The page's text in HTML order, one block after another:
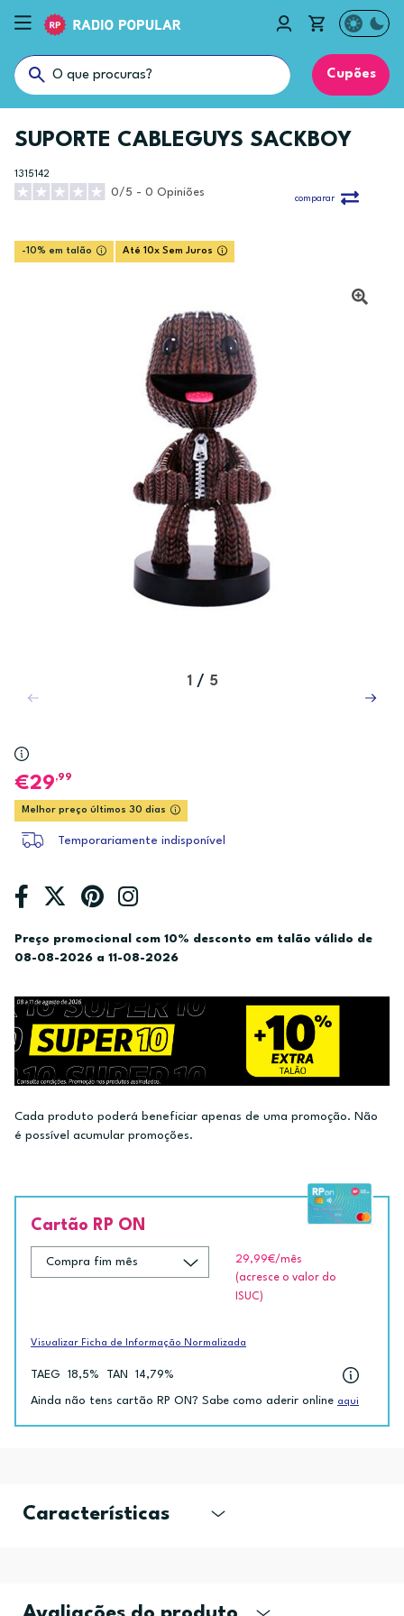
Cupões
SUPORTE CABLEGUYS SACKBOY
1315142
0/5 - 0 Opiniões
comparar
-10% em talão Até 10x Sem Juros
1 / 5
29,99
Melhor preço últimos 30 dias
Temporariamente indisponível
Preço promocional com 10% desconto em talão válido de
08-08-2026 a 11-08-2026
Cada produto poderá beneficiar apenas de uma promoção. Não
é possível acumular promoções.
Cartão RP ON
29,99€/mês
(acresce o valor do
ISUC)
Visualizar Ficha de Informação Normalizada
TAEG 18,5% TAN 14,79%
Ainda não tens cartão RP ON? Sabe como aderir online aqui
Características